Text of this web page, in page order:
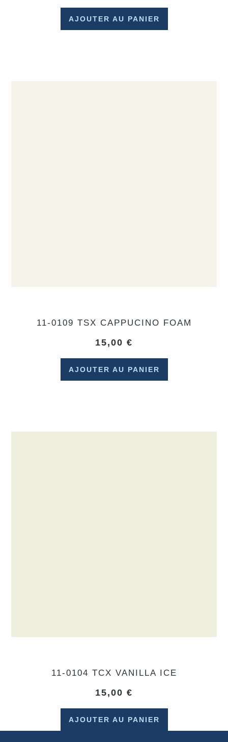
AJOUTER AU PANIER
11-0109 TSX CAPPUCINO FOAM
15,00 €
AJOUTER AU PANIER
11-0104 TCX VANILLA ICE
15,00 €
AJOUTER AU PANIER